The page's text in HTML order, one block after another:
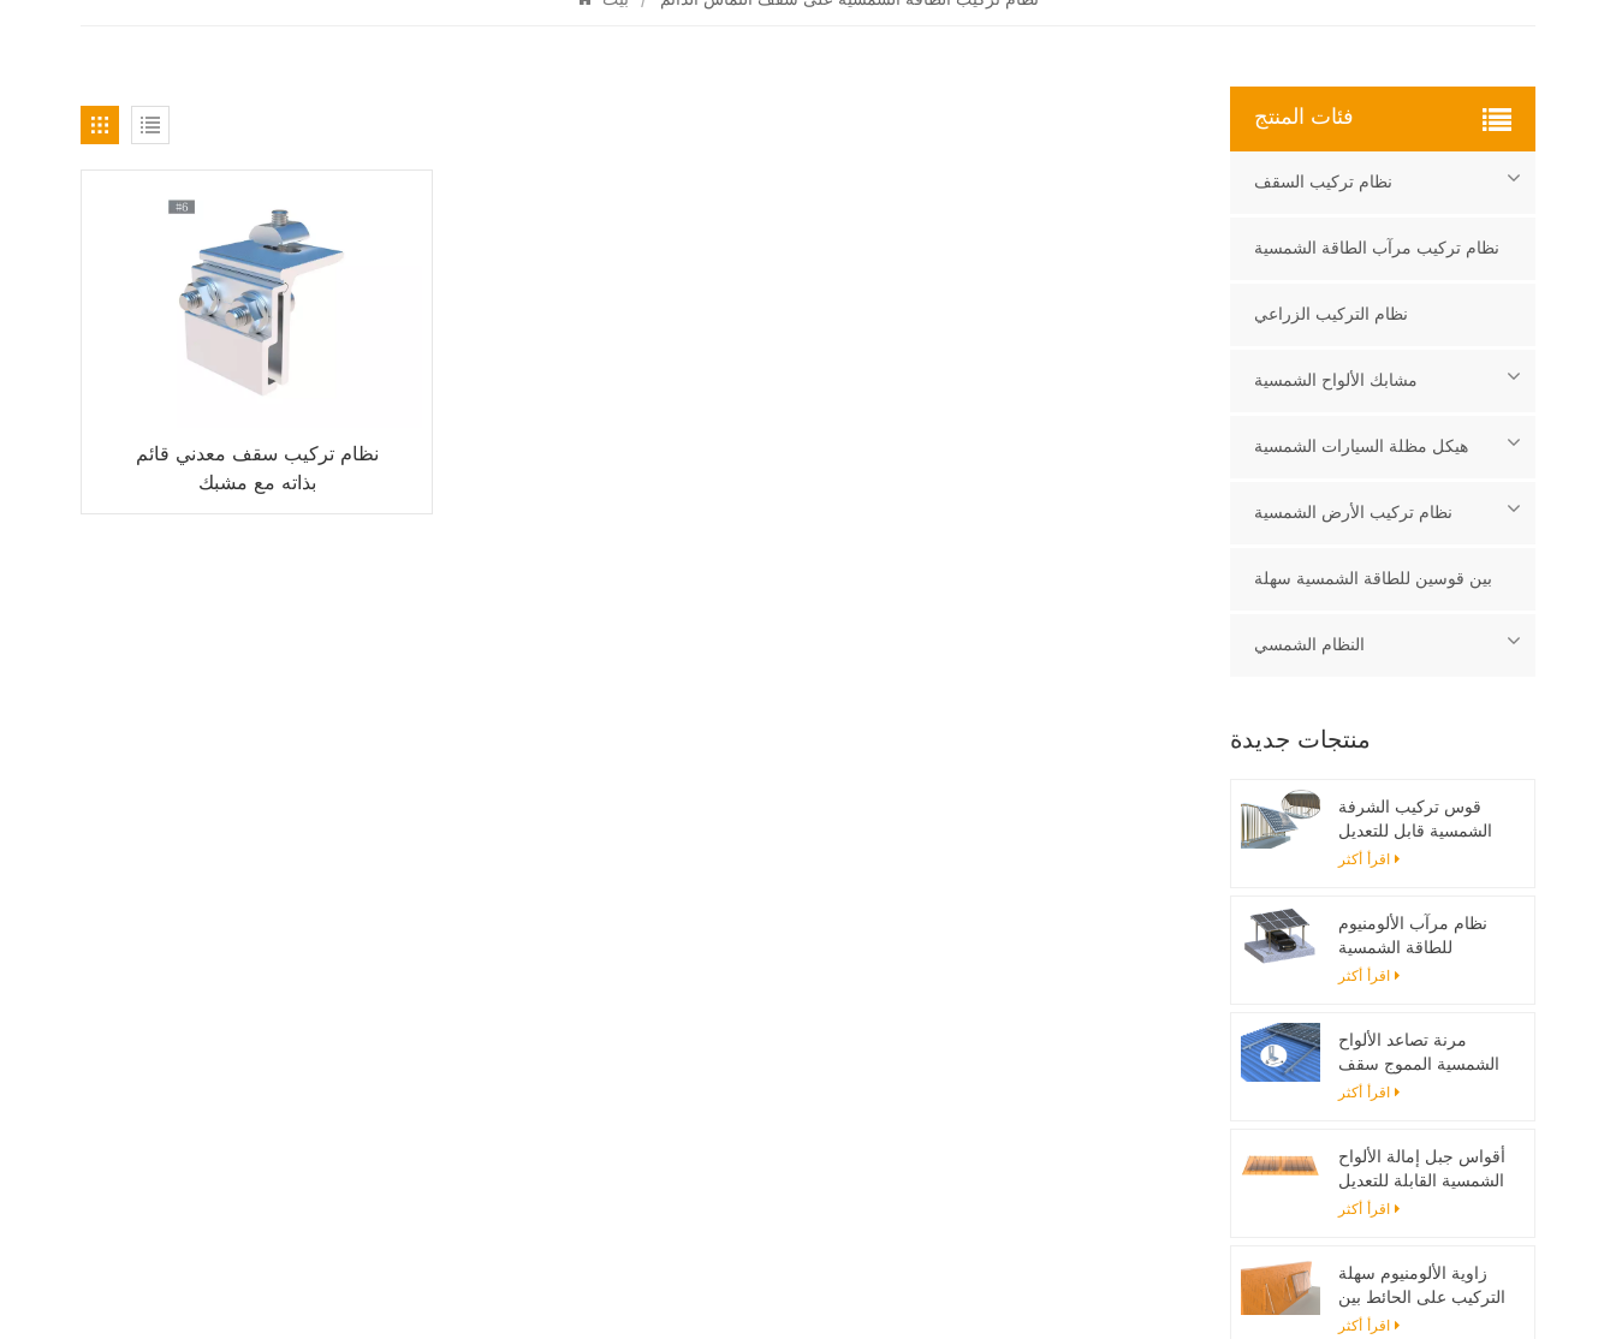
نظام تركيب سقف معدني قائم
بذاته مع مشبك
فئات المنتج
نظام تركيب السقف
نظام تركيب مرآب الطاقة الشمسية
نظام التركيب الزراعي
مشابك الألواح الشمسية
هيكل مظلة السيارات الشمسية
نظام تركيب الأرض الشمسية
بين قوسين للطاقة الشمسية سهلة
النظام الشمسي
منتجات جديدة
قوس تركيب الشرفة
الشمسية قابل للتعديل
اقرأ أكثر
نظام مرآب الألومنيوم
للطاقة الشمسية
اقرأ أكثر
مرنة تصاعد الألواح
الشمسية المموج سقف
تصاعد بين قوسين
اقرأ أكثر
أقواس جبل إمالة الألواح
الشمسية القابلة للتعديل
مصممة لأنظمة الطاقة
اقرأ أكثر
زاوية الألومنيوم سهلة
التركيب على الحائط بين
قوسين للألواح الشمسية
اقرأ أكثر